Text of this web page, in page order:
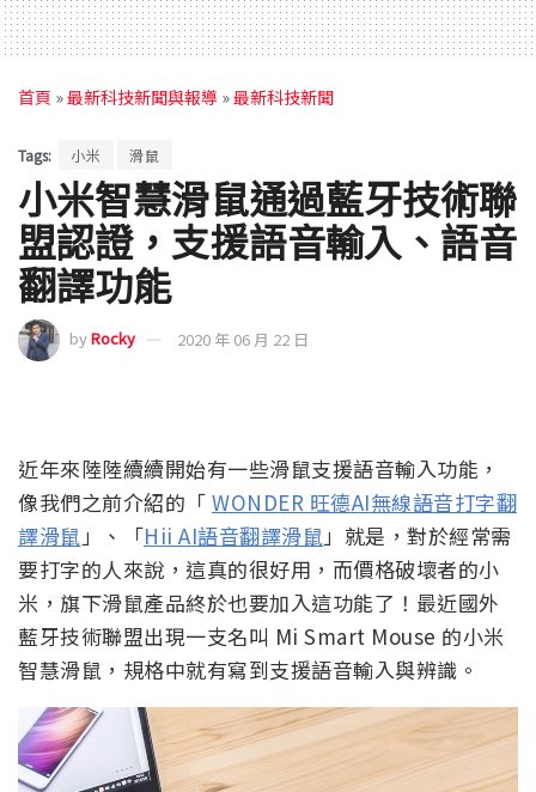
首頁 »最新科技新聞與報導 »最新科技新聞
Tags: 小米 滑鼠
小米智慧滑鼠通過藍牙技術聯
盟認證，支援語音輸入、語音
翻譯功能
byRocky 2020 年 06 月 22 日
近年來陸陸續續開始有一些滑鼠支援語音輸入功能，
像我們之前介紹的「 WONDER 旺德AI無線語音打字翻
譯滑鼠」、「Hii AI語音翻譯滑鼠」就是，對於經常需
要打字的人來說，這真的很好用，而價格破壞者的小
米，旗下滑鼠產品終於也要加入這功能了！最近國外
藍牙技術聯盟出現一支名叫 Mi Smart Mouse 的小米
智慧滑鼠，規格中就有寫到支援語音輸入與辨識。